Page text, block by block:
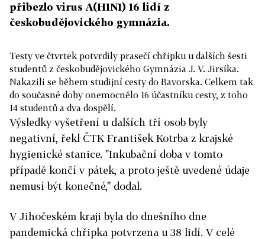
přibezlo virus A(H1N1) 16 lidí z
českobudějovického gymnázia.
Testy ve čtvrtek potvrdily prasečí chřipku u dalších šesti
studentů z českobudějovického Gymnázia J. V. Jirsíka.
Nakazili se během studijní cesty do Bavorska. Celkem tak
do současné doby onemocnělo 16 účastníku cesty, z toho
14 studentů a dva dospělí.
Výsledky vyšetření u dalších tří osob byly
negativní, řekl ČTK František Kotrba z krajské
hygienické stanice. "Inkubační doba v tomto
případě končí v pátek, a proto ještě uvedené údaje
nemusí být konečné," dodal.
V Jihočeském kraji byla do dnešního dne
pandemická chřipka potvrzena u 38 lidí. V celé